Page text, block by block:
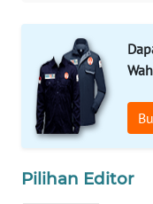
Pilihan Editor
WAHANA
Wahana
Network
KONSUMEN
LISTRIK